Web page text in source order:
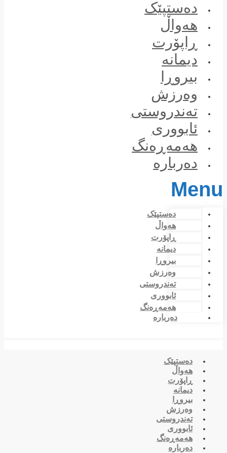
دەستپێک
هەواڵ
ڕاپۆرت
دیمانە
بیروڕا
وەرزش
تەندروستی
ئابووری
هەمەڕەنگ
دەربارە
Menu
دەستپێک
هەواڵ
ڕاپۆرت
دیمانە
بیروڕا
وەرزش
تەندروستی
ئابووری
هەمەڕەنگ
دەربارە
دەستپێک
هەواڵ
ڕاپۆرت
دیمانە
بیروڕا
وەرزش
تەندروستی
ئابووری
هەمەڕەنگ
دەربارە